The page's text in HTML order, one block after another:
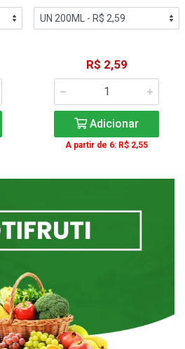
R$ 2,59
Adicionar
A partir de 6: R$ 2,55